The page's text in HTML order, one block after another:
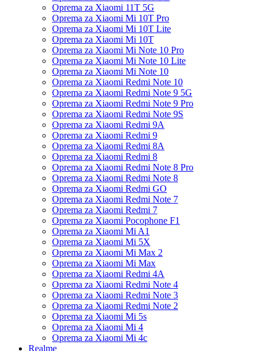
Oprema za Xiaomi 11T 5G
Oprema za Xiaomi Mi 10T Pro
Oprema za Xiaomi Mi 10T Lite
Oprema za Xiaomi Mi 10T
Oprema za Xiaomi Mi Note 10 Pro
Oprema za Xiaomi Mi Note 10 Lite
Oprema za Xiaomi Mi Note 10
Oprema za Xiaomi Redmi Note 10
Oprema za Xiaomi Redmi Note 9 5G
Oprema za Xiaomi Redmi Note 9 Pro
Oprema za Xiaomi Redmi Note 9S
Oprema za Xiaomi Redmi 9A
Oprema za Xiaomi Redmi 9
Oprema za Xiaomi Redmi 8A
Oprema za Xiaomi Redmi 8
Oprema za Xiaomi Redmi Note 8 Pro
Oprema za Xiaomi Redmi Note 8
Oprema za Xiaomi Redmi GO
Oprema za Xiaomi Redmi Note 7
Oprema za Xiaomi Redmi 7
Oprema za Xiaomi Pocophone F1
Oprema za Xiaomi Mi A1
Oprema za Xiaomi Mi 5X
Oprema za Xiaomi Mi Max 2
Oprema za Xiaomi Mi Max
Oprema za Xiaomi Redmi 4A
Oprema za Xiaomi Redmi Note 4
Oprema za Xiaomi Redmi Note 3
Oprema za Xiaomi Redmi Note 2
Oprema za Xiaomi Mi 5s
Oprema za Xiaomi Mi 4
Oprema za Xiaomi Mi 4c
Realme